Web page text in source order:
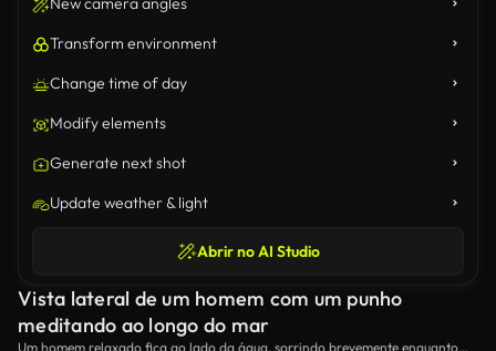
Transform environment
Change time of day
Modify elements
Generate next shot
Update weather & light
Abrir no AI Studio
Vista lateral de um homem com um punho
meditando ao longo do mar
Um homem relaxado fica ao lado da água, sorrindo brevemente enquanto